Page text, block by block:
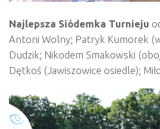
Najlepsza Siódemka Turnieju
Antoni Wolny; Patryk Kumorek
Dudzik; Nikodem Smakowski
Dętkoś (Jawiszowice osiedle);